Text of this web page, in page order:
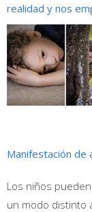
realidad y nos
Manifestación de
Los niños
un modo distinto